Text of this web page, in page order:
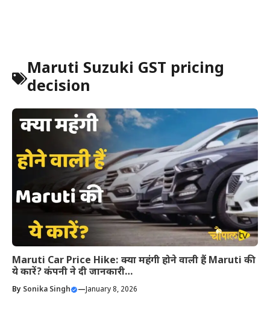
Maruti Suzuki GST pricing
decision
Maruti Car Price Hike: क्या महंगी होने वाली हैं Maruti की
ये कारें? कंपनी ने दी जानकारी…
By Sonika Singh —January 8, 2026